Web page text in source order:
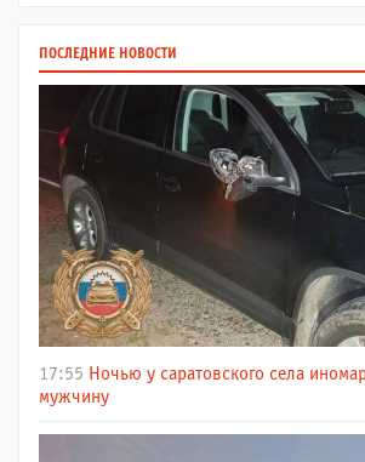
ПОСЛЕДНИЕ НОВОСТИ
17:55 Ночью у саратовского села
мужчину